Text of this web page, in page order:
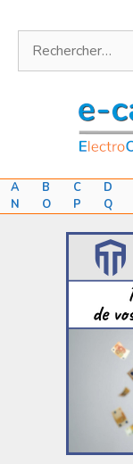
contenu
A B C D
N
O P Q